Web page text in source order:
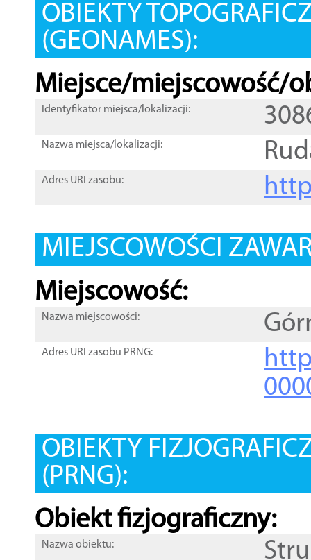
OBIEKTY
(GEONAMES):
Miejsce/miejscowość/
Identyfikator miejsca/lokalizacji:
Nazwa miejsca/lokalizacji:
Adres URI zasobu:
MIEJSCOWOŚCI
Miejscowość:
Nazwa miejscowości:
Adres URI zasobu PRNG:
OBIEKTY
(PRNG):
Obiekt fizjograficzny:
Nazwa obiektu: